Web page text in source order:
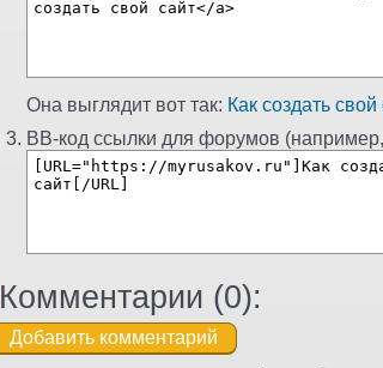
Она выглядит вот так: Как создать свой
BB-код ссылки для форумов
Комментарии (0):